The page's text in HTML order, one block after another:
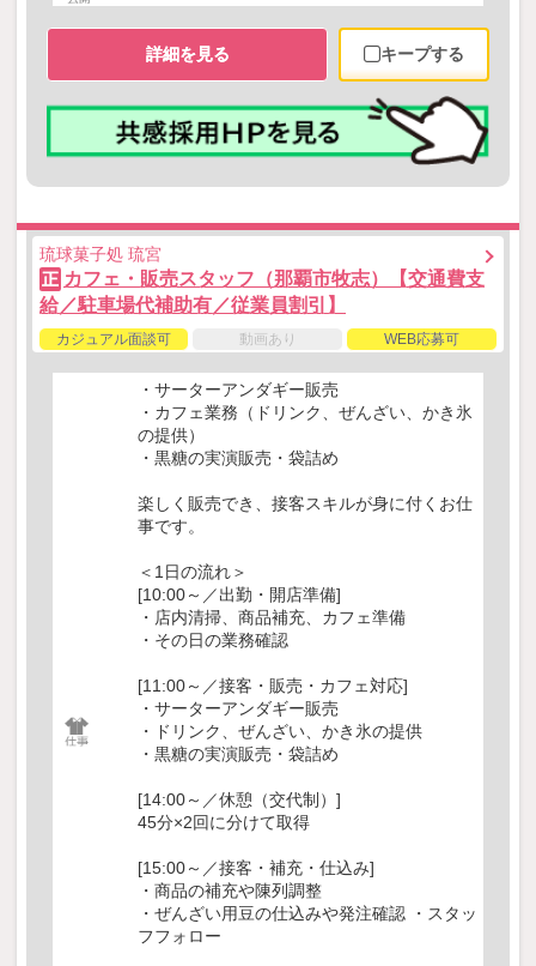
詳細を見る キープする
琉球菓子処 琉宮
正 カフェ・販売スタッフ（那覇市牧志）【交通費支
給／駐車場代補助有／従業員割引】
カジュアル面談可 動画あり WEB応募可
・サーターアンダギー販売
・カフェ業務（ドリンク、ぜんざい、かき氷
の提供）
・黒糖の実演販売・袋詰め
楽しく販売でき、接客スキルが身に付くお仕
事です。
＜1日の流れ＞
[10:00～／出勤・開店準備]
・店内清掃、商品補充、カフェ準備
・その日の業務確認
[11:00～／接客・販売・カフェ対応]
・サーターアンダギー販売
・ドリンク、ぜんざい、かき氷の提供
・黒糖の実演販売・袋詰め
[14:00～／休憩（交代制）]
45分×2回に分けて取得
[15:00～／接客・補充・仕込み]
・商品の補充や陳列調整
・ぜんざい用豆の仕込みや発注確認 ・スタッ
フフォロー